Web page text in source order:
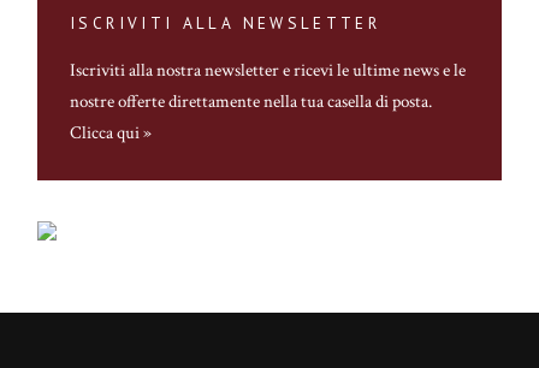
ISCRIVITI ALLA NEWSLETTER
Iscriviti alla nostra newslettere ricevi le ultime news e le
nostre offerte direttamente nella tua casella di posta.
Clicca qui »